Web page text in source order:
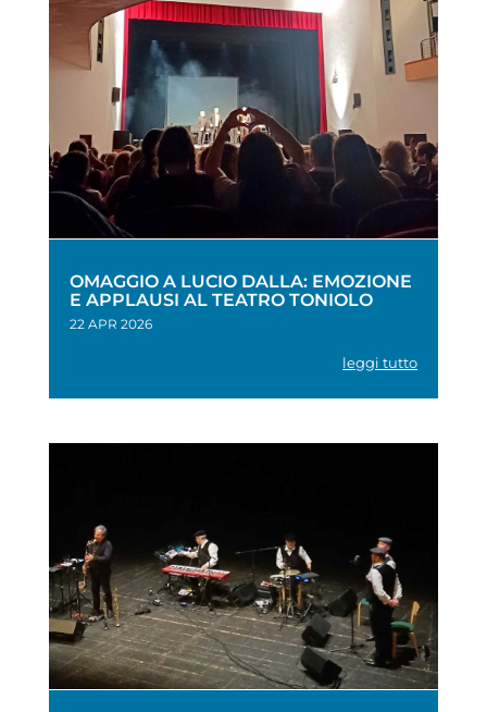
OMAGGIO A LUCIO DALLA: EMOZIONE
E APPLAUSI AL TEATRO TONIOLO
22 APR 2026
leggi tutto